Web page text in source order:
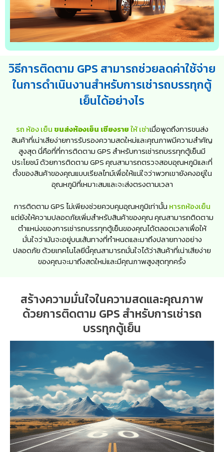
วิธีการติดตาม GPS สามารถช่วยลดค่าใช้จ่าย
ในการดำเนินงานสำหรับการเช่ารถบรรทุกตู้
เย็นได้อย่างไร
รถ ห้อง เย็นขนส่งห้องเย็น เชียงรายให้ เช่าเมื่อพูดถึงการขนส่ง
สินค้าที่เน่าเสียง่ายการรับรองความสดใหม่และคุณภาพมีความสำคัญ
สูงสุด นี่คือที่ที่การติดตาม GPS สำหรับการเช่ารถบรรทุกตู้เย็นมี
ประโยชน์ ด้วยการติดตาม GPS คุณสามารถตรวจสอบอุณหภูมิและที่
ตั้งของสินค้าของคุณแบบเรียลไทม์เพื่อให้แน่ใจว่าพวกเขายังคงอยู่ใน
อุณหภูมิที่เหมาะสมและจะส่งตรงตามเวลา
การติดตาม GPS ไม่เพียงช่วยควบคุมอุณหภูมิเท่านั้น หารถห้องเย็น
แต่ยังให้ความปลอดภัยเพิ่มสำหรับสินค้าของคุณ คุณสามารถติดตาม
ตำแหน่งของการเช่ารถบรรทุกตู้เย็นของคุณได้ตลอดเวลาเพื่อให้
มั่นใจว่ามันจะอยู่บนเส้นทางที่กำหนดและมาถึงปลายทางอย่าง
ปลอดภัย ด้วยเทคโนโลยีนี้คุณสามารถมั่นใจได้ว่าสินค้าที่เน่าเสียง่าย
ของคุณจะมาถึงสดใหม่และมีคุณภาพสูงสุดทุกครั้ง
สร้างความมั่นใจในความสดและคุณภาพ
ด้วยการติดตาม GPS สำหรับการเช่ารถ
บรรทุกตู้เย็น